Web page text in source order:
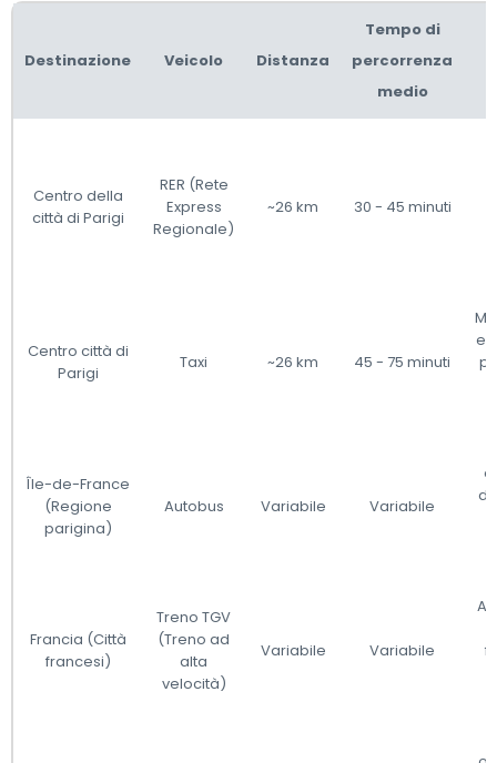
Destinazione Veicolo Distanza
Tempo di
percorrenza
medio
Centro della
città di Parigi
RER (Rete
Express
Regionale)
~26 km 30 - 45 minuti
Centro città di
Parigi
Taxi ~26 km 45 - 75 minuti
e
Île-de-France
(Regione
parigina)
Autobus Variabile Variabile
Francia (Città
francesi)
Treno TGV
(Treno ad
alta
velocità)
Variabile Variabile